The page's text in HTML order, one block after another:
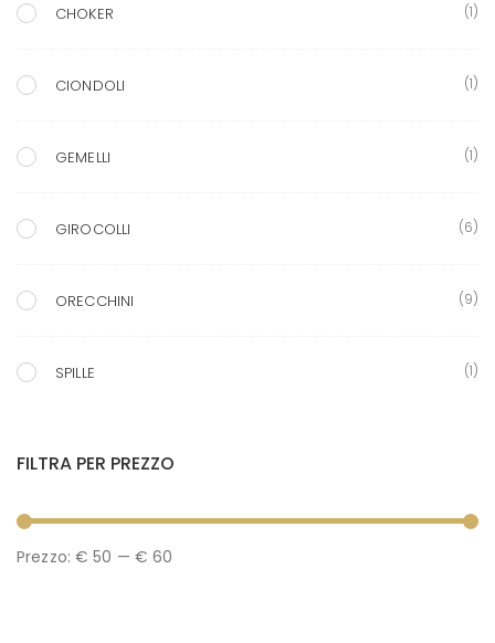
CHOKER (1)
CIONDOLI (1)
GEMELLI (1)
GIROCOLLI (6)
ORECCHINI (9)
SPILLE (1)
FILTRA PER PREZZO
P
P
Prezzo:€ 50 — € 60